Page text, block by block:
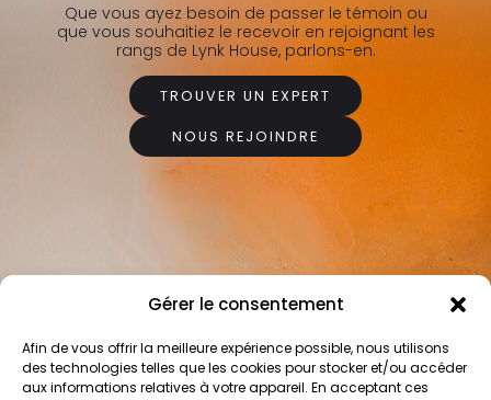
Gérer le consentement
Afin de vous offrir la meilleure expérience possible, nous utilisons
des technologies telles que les cookies pour stocker et/ou accéder
aux informations relatives à votre appareil. En acceptant ces
Que vous ayez besoin de passer le témoin ou
que vous souhaitiez le recevoir en rejoignant les
rangs de Lynk House, parlons-en.
TROUVER UN EXPERT
NOUS REJOINDRE